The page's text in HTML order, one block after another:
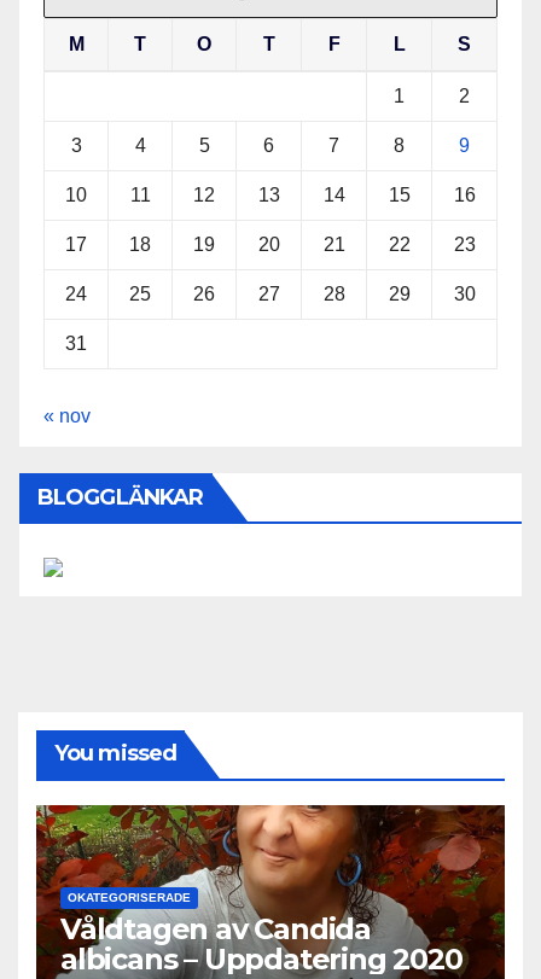
M T O T F L S
1 2
3 4 5 6 7 8 9
10 11 12 13 14 15 16
17 18 19 20 21 22 23
24 25 26 27 28 29 30
31
« nov
BLOGGLÄNKAR
You missed
OKATEGORISERADE
Våldtagen av Candida
albicans – Uppdatering 2020